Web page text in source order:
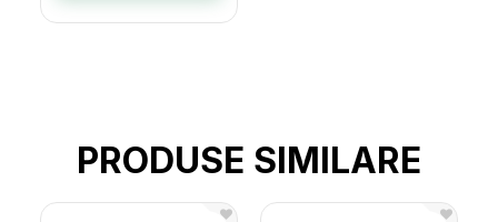
PRODUSE SIMILARE